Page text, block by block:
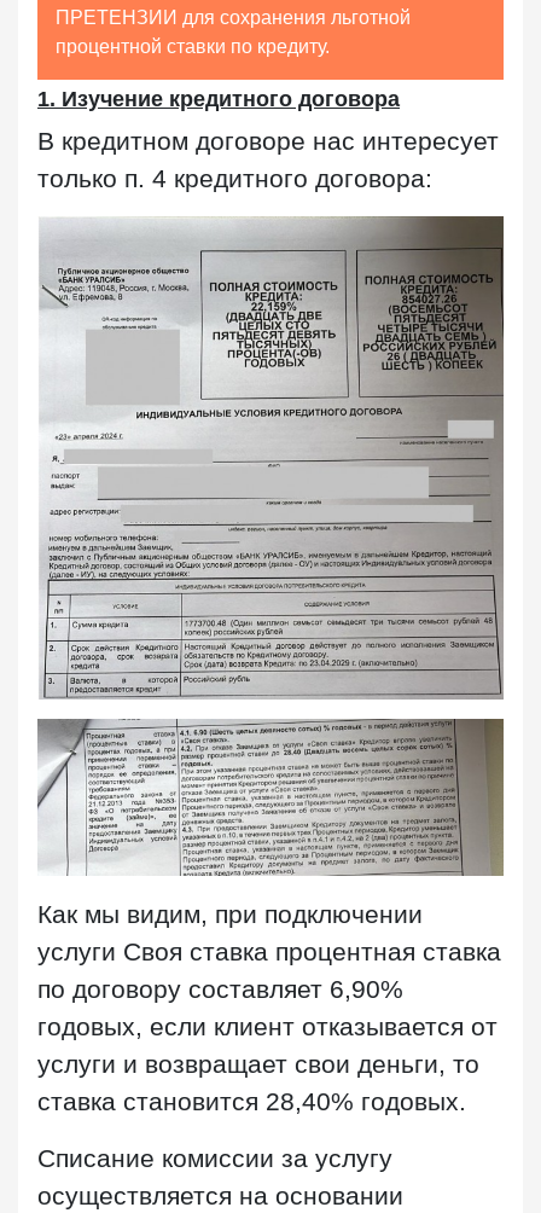
ПРЕТЕНЗИИ для сохранения льготной
процентной ставки по кредиту.
1. Изучение кредитного договора
В кредитном договоре нас интересует
только п. 4 кредитного договора:
Как мы видим, при подключении
услуги Своя ставка процентная ставка
по договору составляет 6,90%
годовых, если клиент отказывается от
услуги и возвращает свои деньги, то
ставка становится 28,40% годовых.
Списание комиссии за услугу
осуществляется на основании